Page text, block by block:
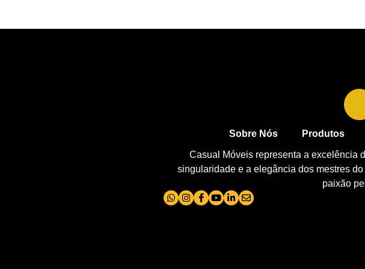
Sobre Nós Produtos
Casual Móveis representa a excelência
singularidade e a elegância dos mestres
paixão